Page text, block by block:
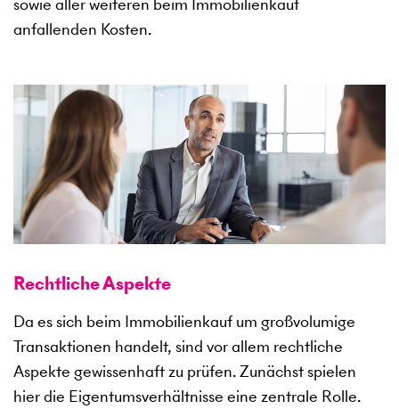
anfallenden Kosten.
Rechtliche Aspekte
Da es sich beim Immobilienkauf um großvolumige
Transaktionen handelt, sind vor allem rechtliche
Aspekte gewissenhaft zu prüfen. Zunächst spielen
hier die Eigentumsverhältnisse eine zentrale Rolle.